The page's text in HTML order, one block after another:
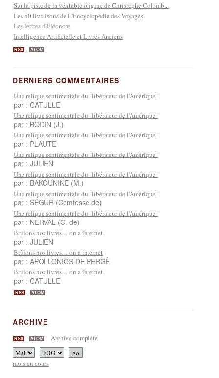
Sur la piste de la véritable origine de Christophe Colomb...
Les 50 livraisons de L'Encyclopédie des Voyages
Les lettres d'Eléonore
Intelligence Artificielle et Livres Anciens
RSS ATOM
DERNIERS COMMENTAIRES
Une relique sentimentale du "libérateur de l'Amérique"
par : CATULLE
Une relique sentimentale du "libérateur de l'Amérique"
par : BODIN (J.)
Une relique sentimentale du "libérateur de l'Amérique"
par : PLAUTE
Une relique sentimentale du "libérateur de l'Amérique"
par : JULIEN
Une relique sentimentale du "libérateur de l'Amérique"
par : BAKOUNINE (M.)
Une relique sentimentale du "libérateur de l'Amérique"
par : SÉGUR (Comtesse de)
Une relique sentimentale du "libérateur de l'Amérique"
par : NERVAL (G. de)
Brûlons nos livres… on a internet
par : JULIEN
Brûlons nos livres… on a internet
par : APOLLONIOS DE PERGÈ
Brûlons nos livres… on a internet
par : CATULLE
RSS ATOM
ARCHIVE
RSS ATOM Archive complète
mois en cours